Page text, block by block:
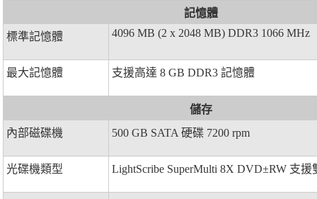
記憶體
標準記憶體
4096 MB (2 x 2048 MB) DDR3 1066 MHz
最大記憶體 支援高達 8 GB DDR3 記憶體
儲存
內部磁碟機
500 GB SATA 硬碟 7200 rpm
光碟機類型 LightScribe SuperMulti 8X DVD±RW 支援